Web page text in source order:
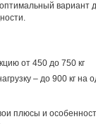
вариант
от 450 до 750 кг
– до 900 кг на
плюсы и